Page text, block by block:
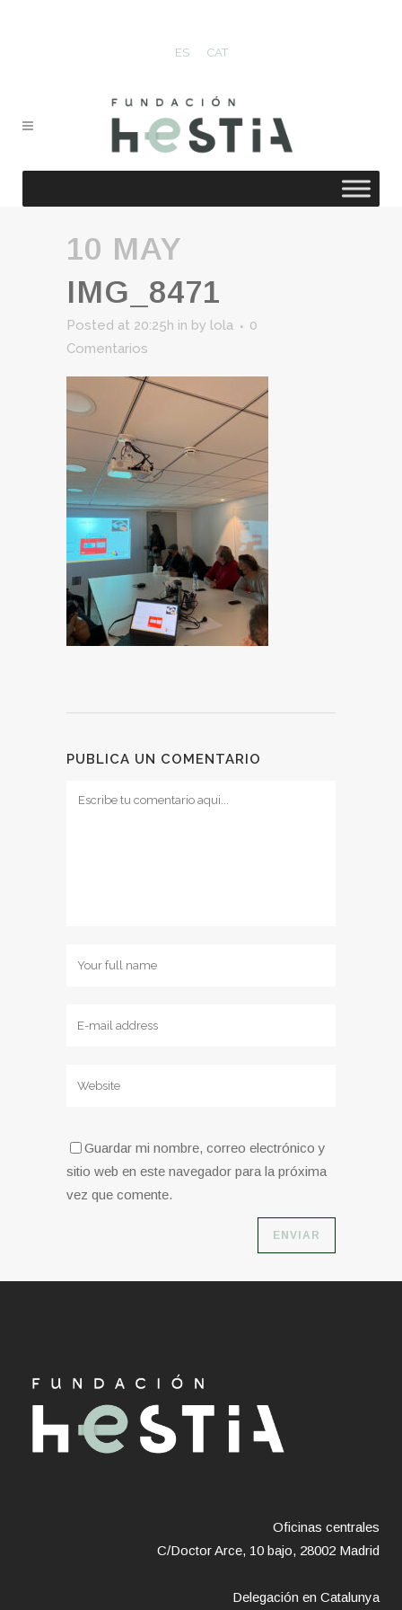
ES CAT
10 MAY
IMG_8471
Posted at 20:25h in by lola
0
Comentarios
PUBLICA UN COMENTARIO
Guardar mi nombre, correo electrónico y
sitio web en este navegador para la próxima
vez que comente.
Oficinas centrales
C/Doctor Arce, 10 bajo, 28002 Madrid
Delegación en Catalunya